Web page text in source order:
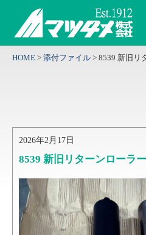
HOME > 添付ファイル > 8539 新旧リ
2026年2月17日
8539 新旧リターンローラ